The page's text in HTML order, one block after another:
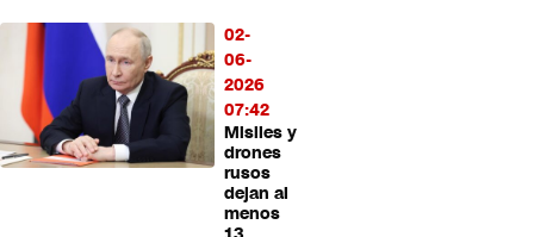
02-
06-
2026
07:42
Misiles y
drones
rusos
dejan al
menos